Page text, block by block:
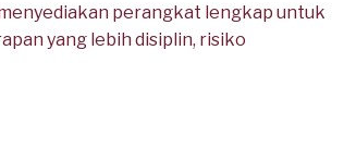
perangkat lengkap untuk
yang lebih disiplin, risiko